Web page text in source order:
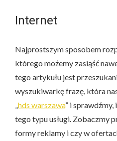
Internet
Najprostszym sposobem
którego możemy zasiąść
tego artykułu jest
wyszukiwarkę frazę, która
hds warszawa” i
tego typu usługi. Zobaczmy
formy reklamy i czy w